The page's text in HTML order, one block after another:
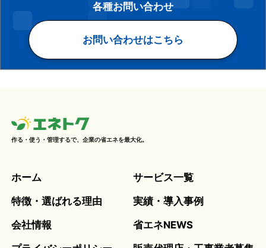
各種お問い合わせ
お問い合わせはこちら
作る・使う・管理するで、企業の省エネを最大化。
ホーム
サービス一覧
特徴・選ばれる理由
実績・導入事例
会社情報
省エネNEWS